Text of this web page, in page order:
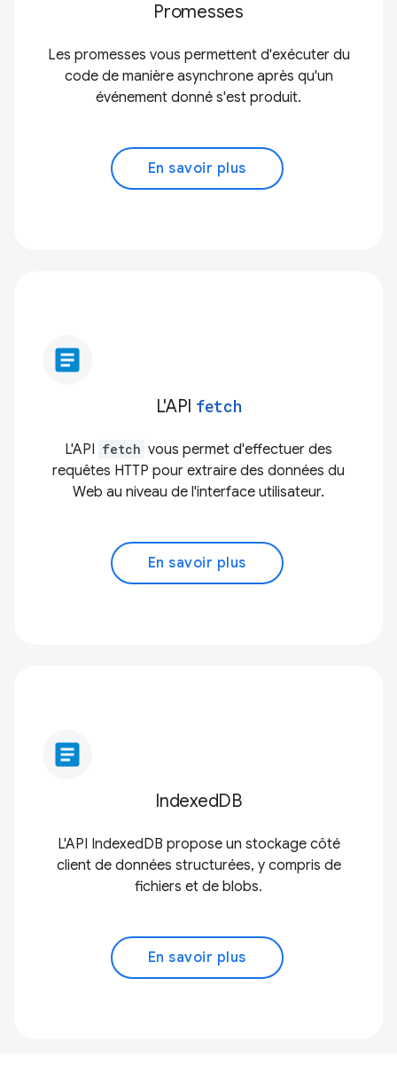
Promesses
Les promesses vous permettent d'exécuter du
code de manière asynchrone après qu'un
événement donné s'est produit.
En savoir plus
article
L'API fetch
L'API fetch vous permet d'effectuer des
requêtes HTTP pour extraire des données du
Web au niveau de l'interface utilisateur.
En savoir plus
article
IndexedDB
L'API IndexedDB propose un stockage côté
client de données structurées, y compris de
fichiers et de blobs.
En savoir plus